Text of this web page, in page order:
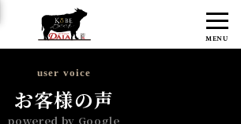
MENU
ダイア 雷門東店
ローカル
user voice
お客様の声
powered by Google